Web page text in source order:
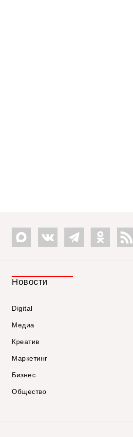
Новости
Digital
Медиа
Креатив
Маркетинг
Бизнес
Общество